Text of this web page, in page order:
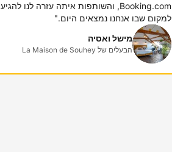
Booking.com, והשותפות איתה עזרה לנו להגיע
למקום שבו אנחנו נמצאים היום."
מישל ואסיה
הבעלים של La Maison de Souhey